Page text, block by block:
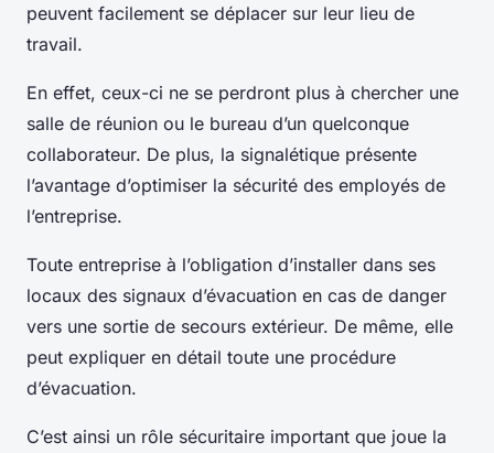
peuvent facilement se déplacer sur leur lieu de
travail.
En effet, ceux-ci ne se perdront plus à chercher une
salle de réunion ou le bureau d’un quelconque
collaborateur. De plus, la signalétique présente
l’avantage d’optimiser la sécurité des employés de
l’entreprise.
Toute entreprise à l’obligation d’installer dans ses
locaux des signaux d’évacuation en cas de danger
vers une sortie de secours extérieur. De même, elle
peut expliquer en détail toute une procédure
d’évacuation.
C’est ainsi un rôle sécuritaire important que joue la